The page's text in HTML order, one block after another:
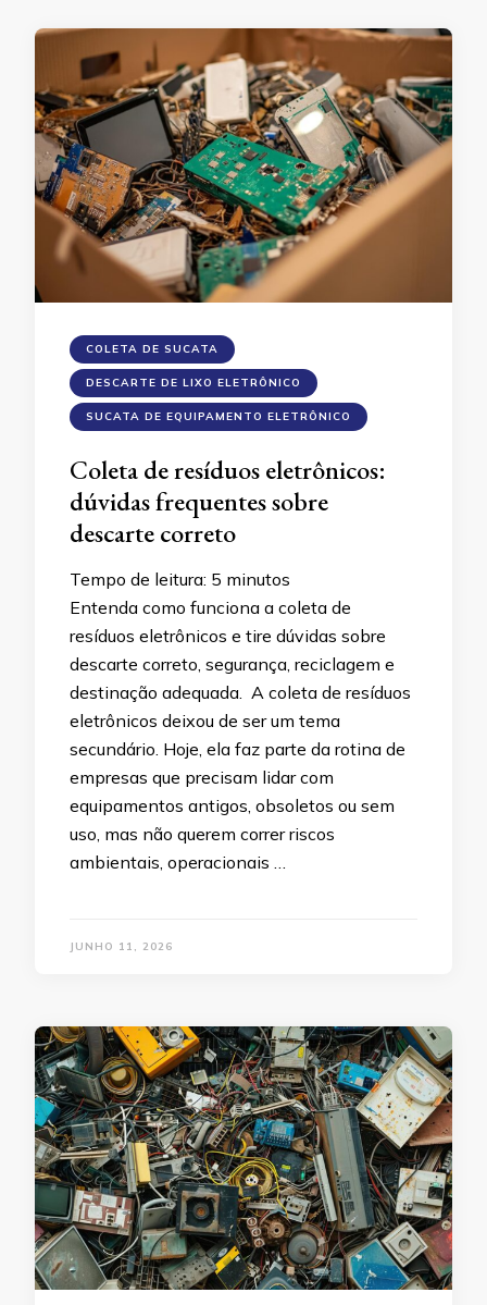
COLETA DE SUCATA
DESCARTE DE LIXO ELETRÔNICO
SUCATA DE EQUIPAMENTO ELETRÔNICO
Coleta de resíduos eletrônicos:
dúvidas frequentes sobre
descarte correto
Tempo de leitura: 5 minutos
Entenda como funciona a coleta de
resíduos eletrônicos e tire dúvidas sobre
descarte correto, segurança, reciclagem e
destinação adequada. A coleta de resíduos
eletrônicos deixou de ser um tema
secundário. Hoje, ela faz parte da rotina de
empresas que precisam lidar com
equipamentos antigos, obsoletos ou sem
uso, mas não querem correr riscos
ambientais, operacionais …
JUNHO 11, 2026